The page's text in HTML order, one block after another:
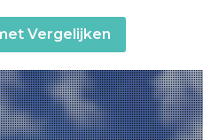
Vergelijken